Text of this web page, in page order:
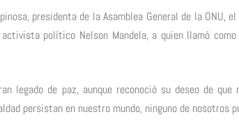
presidenta de la Asamblea General de la ONU,
político Nelson Mandela, a quien llamó
legado de paz, aunque reconoció su deseo de
persistan en nuestro mundo, ninguno de nosotros